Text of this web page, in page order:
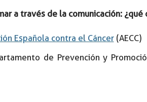
a través de la comunicación: ¿qué
Española contra el Cáncer(AECC)
de Prevención y